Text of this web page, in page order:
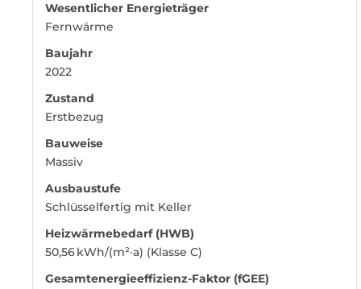
Wesentlicher Energieträger
Fernwärme
Baujahr
2022
Zustand
Erstbezug
Bauweise
Massiv
Ausbaustufe
Schlüsselfertig mit Keller
Heizwärmebedarf (HWB)
50,56 kWh/(m²·a) (Klasse C)
Gesamtenergieeffizienz-Faktor (fGEE)